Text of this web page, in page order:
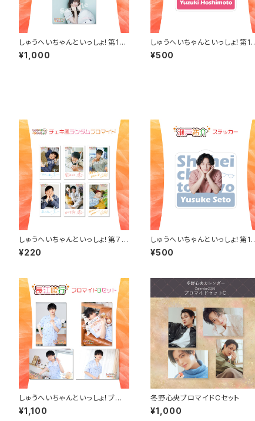
しゅうへいちゃんといっしょ！第10
夜ブロマイドB（星元裕月）
¥1,000
しゅうへいちゃんといっしょ！第10
夜オリジナルステッカー（星元裕
月）
¥500
しゅうへいちゃんといっしょ！第７夜
チェキ風ランダムブロマイド（全６
種）
¥220
しゅうへいちゃんといっしょ！第10
夜オリジナルステッカー（瀬戸祐
介）
¥500
しゅうへいちゃんといっしょ！ブロ
マイドB（長江崚行）
¥1,100
冬野心央ブロマイドCセット
¥1,000